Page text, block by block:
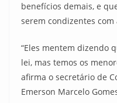
benefícios demais, e
serem condizentes
“Eles mentem dizendo
lei, mas temos os
afirma o secretário de
Emerson Marcelo